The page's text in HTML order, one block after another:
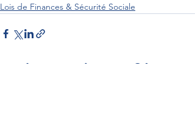
Lois de Finances & Sécurité Sociale
Interventions au Sénat